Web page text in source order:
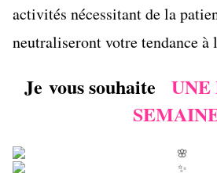
activités nécessitant de la
neutraliseront votre tendance à
Je vous souhaite